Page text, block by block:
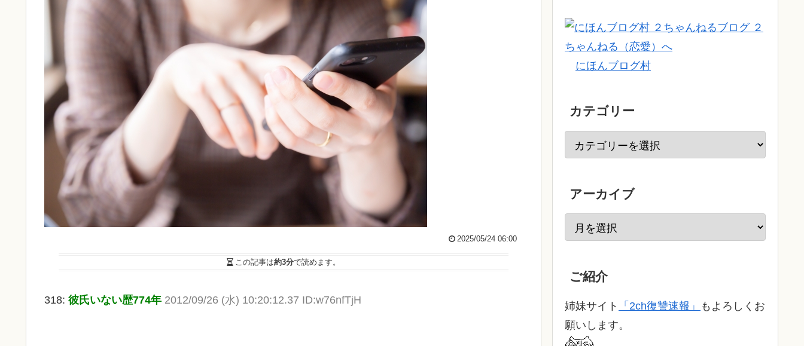
2025/05/24 06:00
この記事は約3分で読めます。
318: 彼氏いない歴774年 2012/09/26 (水) 10:20:12.37 ID:w76nfTjH
にほんブログ村
カテゴリー
アーカイブ
ご紹介
姉妹サイト 「2ch復讐速報」
もよろしくお
願いします。